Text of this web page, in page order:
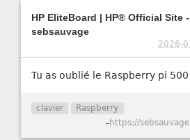
HP EliteBoard | HP® Official Site
sebsauvage
2026-
Tu as oublié le Raspberry pi 500
clavier Raspberry
-https://